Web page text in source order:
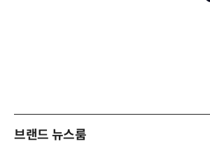
브랜드 뉴스룸